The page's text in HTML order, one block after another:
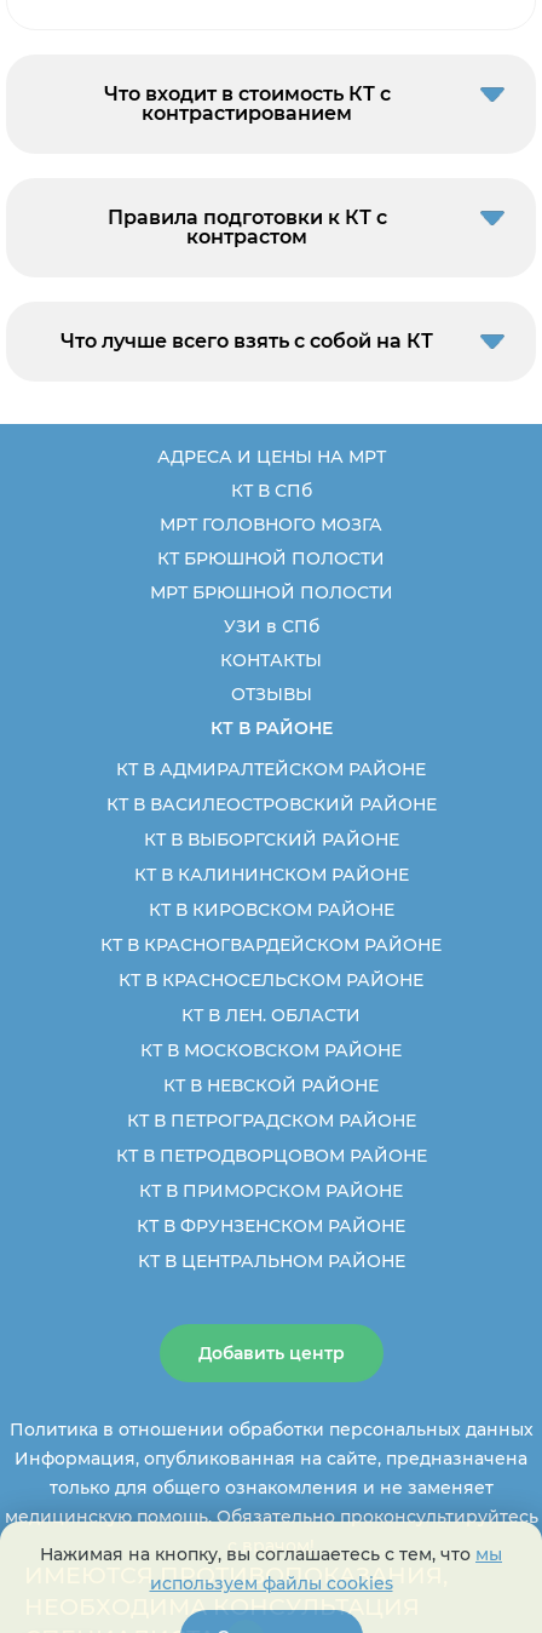
Что входит в стоимость КТ с
контрастированием
Правила подготовки к КТ с
контрастом
Что лучше всего взять с собой на КТ
АДРЕСА И ЦЕНЫ НА МРТ
КТ В СПб
МРТ ГОЛОВНОГО МОЗГА
КТ БРЮШНОЙ ПОЛОСТИ
МРТ БРЮШНОЙ ПОЛОСТИ
УЗИ в СПб
КОНТАКТЫ
ОТЗЫВЫ
КТ В РАЙОНЕ
КТ В АДМИРАЛТЕЙСКОМ РАЙОНЕ
КТ В ВАСИЛЕОСТРОВСКИЙ РАЙОНЕ
КТ В ВЫБОРГСКИЙ РАЙОНЕ
КТ В КАЛИНИНСКОМ РАЙОНЕ
КТ В КИРОВСКОМ РАЙОНЕ
КТ В КРАСНОГВАРДЕЙСКОМ РАЙОНЕ
КТ В КРАСНОСЕЛЬСКОМ РАЙОНЕ
КТ В ЛЕН. ОБЛАСТИ
КТ В МОСКОВСКОМ РАЙОНЕ
КТ В НЕВСКОЙ РАЙОНЕ
КТ В ПЕТРОГРАДСКОМ РАЙОНЕ
КТ В ПЕТРОДВОРЦОВОМ РАЙОНЕ
КТ В ПРИМОРСКОМ РАЙОНЕ
КТ В ФРУНЗЕНСКОМ РАЙОНЕ
КТ В ЦЕНТРАЛЬНОМ РАЙОНЕ
Добавить центр
Политика в отношении обработки персональных данных
Информация, опубликованная на сайте, предназначена
только для общего ознакомления и не заменяет
медицинскую помощь. Обязательно проконсультируйтесь
с врачом!
ИМЕЮТСЯ ПРОТИВОПОКАЗАНИЯ,
НЕОБХОДИМА КОНСУЛЬТАЦИЯ
Нажимая на кнопку, вы соглашаетесь с тем, что мы
используем файлы cookies